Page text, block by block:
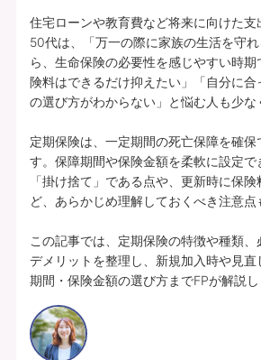
住宅ローンや教育費など将来に向けた
50代は、「万一の際に家族の生活を守
ら、生命保険の必要性を感じやすい時
険料はできるだけ抑えたい」「自分に
の選び方がわからない」と悩む人も少な
定期保険は、一定期間の死亡保障を確
す。保障期間や保険金額を柔軟に設定で
「掛け捨て」である点や、更新時に保
ど、あらかじめ理解しておくべき注意点
この記事では、定期保険の特徴や種類、
デメリットを整理し、新規加入時や見
期間・保険金額の選び方までFPが解説し